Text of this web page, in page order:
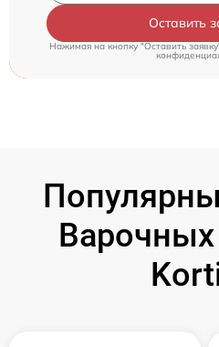
Оставить
Нажимая на кнопку "Оставить